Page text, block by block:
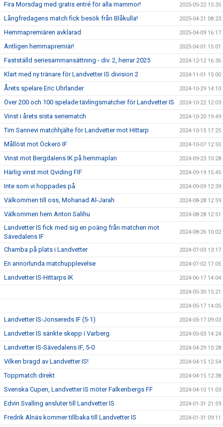
Fira Morsdag med gratis entré för alla mammor! 2025-05-22 15:35
Långfredagens match fick besök från Blåkulla! 2025-04-21 08:23
Hemmapremiären avklarad 2025-04-09 16:17
Äntligen hemmapremiär! 2025-04-01 15:01
Fastställd seriesammansättning - div. 2, herrar 2025 2024-12-12 16:36
Klart med ny tränare för Landvetter IS division 2 2024-11-01 15:00
Årets spelare Eric Uhrlander 2024-10-29 14:10
Över 200 och 100 spelade tävlingsmatcher för Landvetter IS 2024-10-22 12:03
Vinst i årets sista seriematch 2024-10-20 19:49
Tim Sannevi matchhjälte för Landvetter mot Hittarp 2024-10-15 17:25
Mållöst mot Öckerö IF 2024-10-07 12:55
Vinst mot Bergdalens IK på hemmaplan 2024-09-23 10:28
Härlig vinst mot Qviding FIF 2024-09-19 15:45
Inte som vi hoppades på 2024-09-09 12:39
Välkommen till oss, Mohanad Al-Jarah 2024-08-28 12:59
Välkommen hem Anton Salihu 2024-08-28 12:51
Landvetter IS fick med sig en poäng från matchen mot
Sävedalens IF
2024-08-26 10:02
Chamba på plats i Landvetter 2024-07-03 13:17
En annorlunda matchupplevelse 2024-07-02 17:05
Landvetter IS-Hittarps IK 2024-06-17 14:04
2024-05-30 15:21
2024-05-17 14:05
Landvetter IS-Jonsereds IF (5-1) 2024-05-17 09:03
Landvetter IS sänkte skepp i Varberg 2024-05-03 14:24
Landvetter IS-Sävedalens IF, 5-0 2024-04-29 10:28
Vilken bragd av Landvetter IS! 2024-04-15 12:54
Toppmatch direkt 2024-04-15 12:38
Svenska Cupen, Landvetter IS möter Falkenbergs FF 2024-04-10 11:03
Edvin Svalling ansluter till Landvetter IS 2024-01-31 21:59
Fredrik Alnäs kommer tillbaka till Landvetter IS 2024-01-31 09:11